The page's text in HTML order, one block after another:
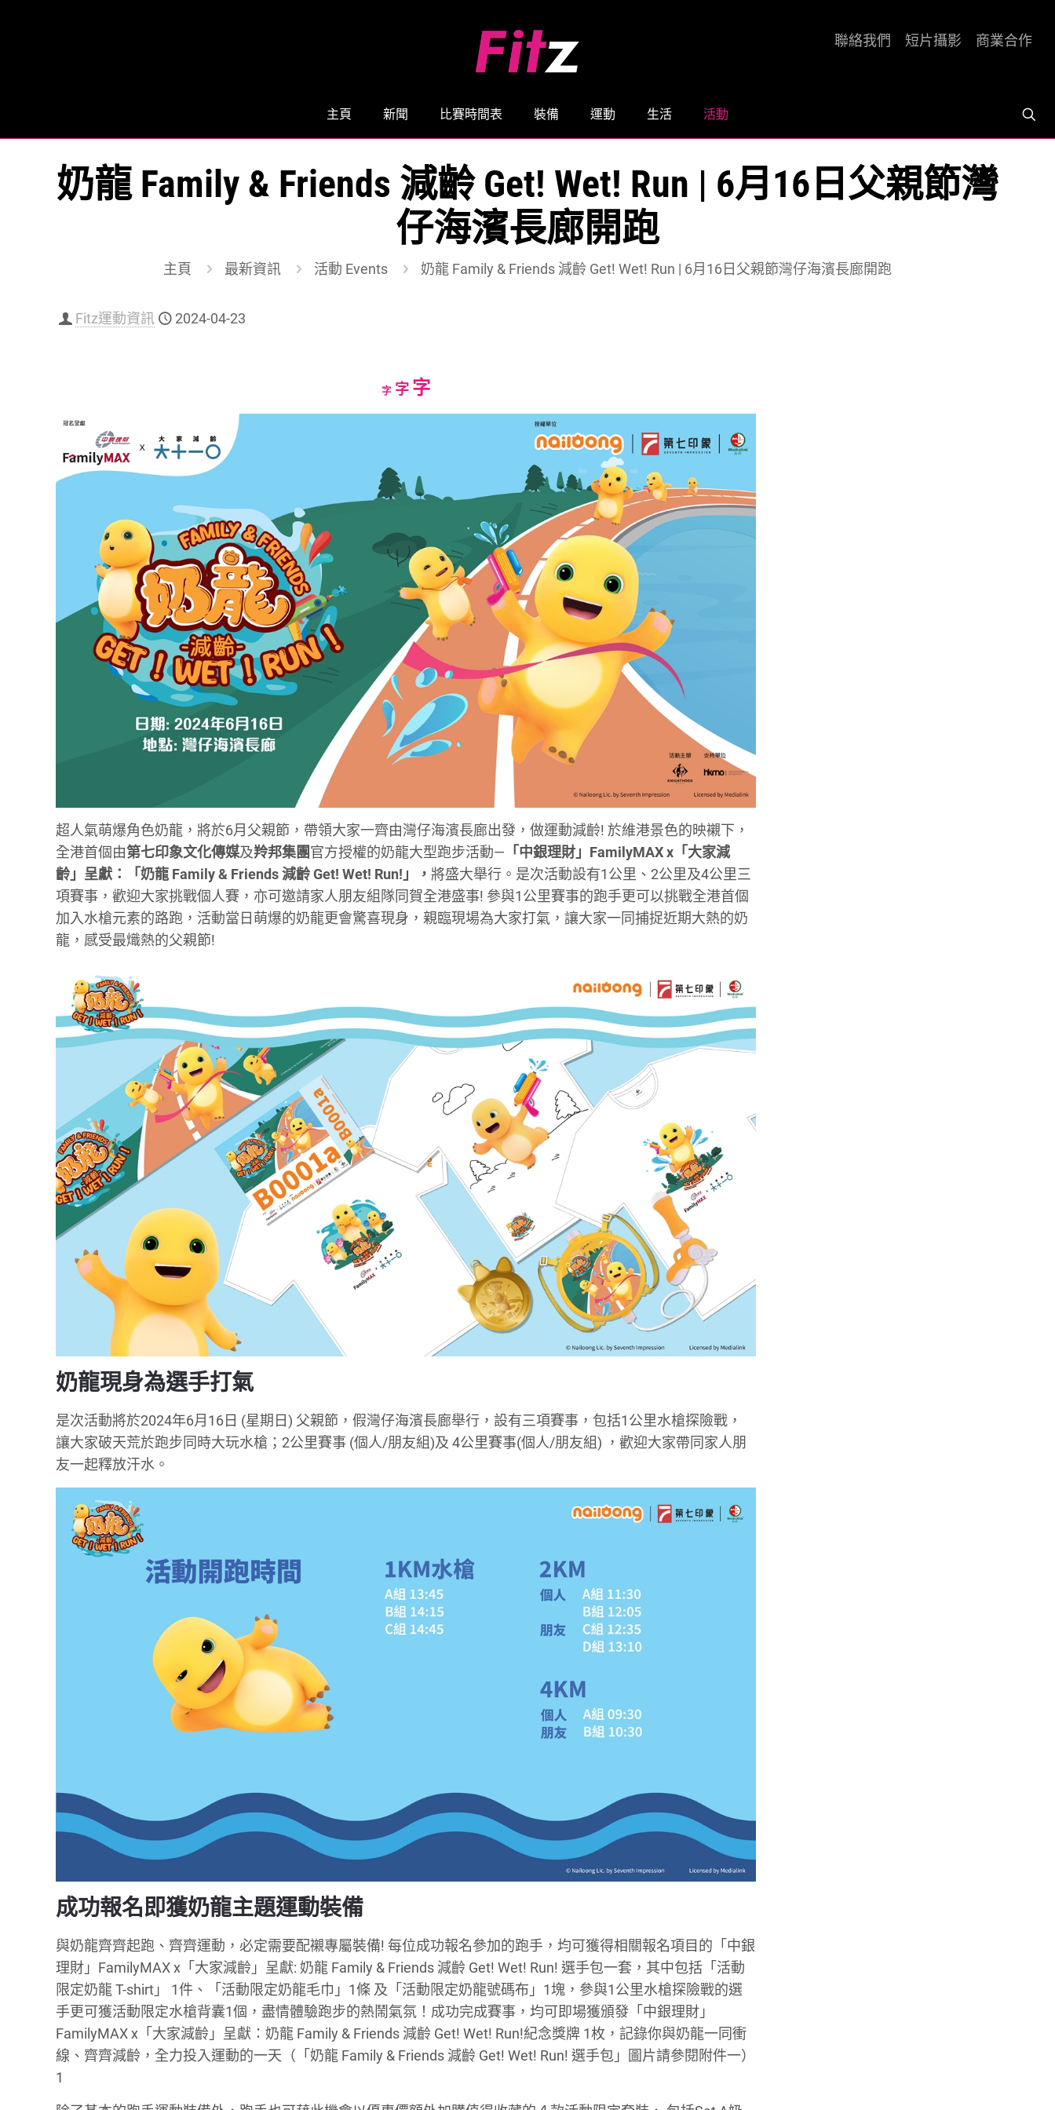
主頁 新聞 比賽時間表 裝備 運動 生活 活動
聯絡我們 短片攝影 商業合作
奶龍 Family & Friends 減齡 Get! Wet! Run | 6月16日父親節灣
仔海濱長廊開跑
主頁 最新資訊 活動 Events 奶龍 Family & Friends 減齡 Get! Wet! Run | 6月16日父親節灣仔海濱長廊開跑
Fitz運動資訊 2024-04-23
字Decrease
字Reset
字Increase
font
超人氣萌爆角色奶龍，將於6月父親節，帶領大家一齊由灣仔海濱長廊出發，做運動減齡! 於維港景色的映襯下，
全港首個由第七印象文化傳媒及羚邦集團官方授權的奶龍大型跑步活動— 「中銀理財」FamilyMAX x「大家減
齡」呈獻：「奶龍 Family & Friends 減齡 Get! Wet! Run!」，將盛大舉行。是次活動設有1公里、2公里及4公里三
項賽事，歡迎大家挑戰個人賽，亦可邀請家人朋友組隊同賀全港盛事! 參與1公里賽事的跑手更可以挑戰全港首個
加入水槍元素的路跑，活動當日萌爆的奶龍更會驚喜現身，親臨現場為大家打氣，讓大家一同捕捉近期大熱的奶
龍，感受最熾熱的父親節!
奶龍現身為選手打氣
是次活動將於2024年6月16日 (星期日) 父親節，假灣仔海濱長廊舉行，設有三項賽事，包括1公里水槍探險戰，
讓大家破天荒於跑步同時大玩水槍；2公里賽事 (個人/朋友組)及 4公里賽事(個人/朋友組) ，歡迎大家帶同家人朋
友一起釋放汗水。
成功報名即獲奶龍主題運動裝備
與奶龍齊齊起跑、齊齊運動，必定需要配襯專屬裝備! 每位成功報名參加的跑手，均可獲得相關報名項目的「中銀
理財」FamilyMAX x「大家減齡」呈獻: 奶龍 Family & Friends 減齡 Get! Wet! Run! 選手包一套，其中包括「活動
限定奶龍 T-shirt」 1件、「活動限定奶龍毛巾」1條 及「活動限定奶龍號碼布」1塊，參與1公里水槍探險戰的選
手更可獲活動限定水槍背囊1個，盡情體驗跑步的熱鬧氣氛！成功完成賽事，均可即場獲頒發「中銀理財」
FamilyMAX x「大家減齡」呈獻：奶龍 Family & Friends 減齡 Get! Wet! Run!紀念獎牌 1枚，記錄你與奶龍一同衝
線、齊齊減齡，全力投入運動的一天（「奶龍 Family & Friends 減齡 Get! Wet! Run! 選手包」圖片請參閱附件一）
1